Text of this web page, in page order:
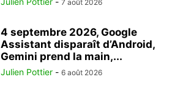
7 août 2026
4 septembre 2026, Google
Assistant disparaît d’Android,
Gemini prend la main,...
Julien Pottier - 6 août 2026